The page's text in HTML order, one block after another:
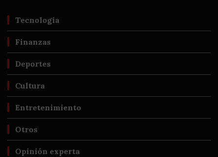
Tecnología
Finanzas
Deportes
Cultura
Entretenimiento
Otros
Opinión experta